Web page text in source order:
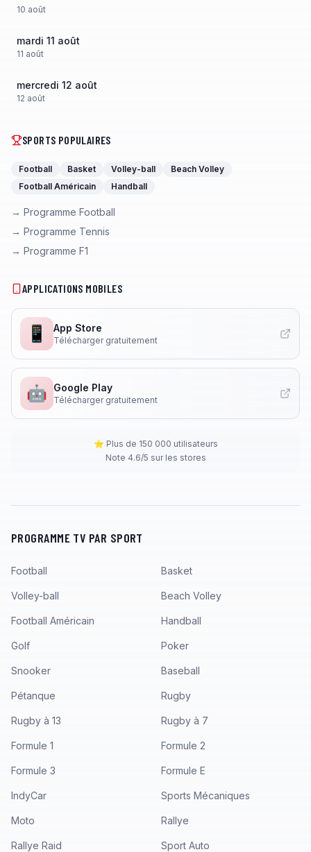
10 août
mardi 11 août
11 août
mercredi 12 août
12 août
SPORTS POPULAIRES
Football Basket Volley-ball
Beach Volley
Football Américain
Handball
→ Programme Football
→ Programme Tennis
→ Programme F1
APPLICATIONS MOBILES
📱 App Store
Télécharger gratuitement
🤖 Google Play
Télécharger gratuitement
⭐ Plus de 150 000 utilisateurs
Note 4.6/5 sur les stores
PROGRAMME TV PAR SPORT
Football Basket
Volley-ball Beach Volley
Football Américain Handball
Golf Poker
Snooker Baseball
Pétanque Rugby
Rugby à 13 Rugby à 7
Formule 1 Formule 2
Formule 3 Formule E
IndyCar Sports Mécaniques
Moto Rallye
Rallye Raid Sport Auto